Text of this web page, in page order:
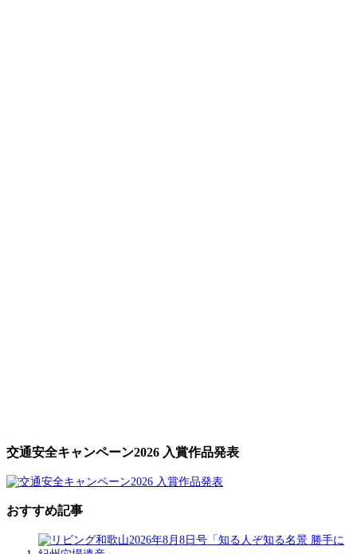
交通安全キャンペーン2026 入賞作品発表
おすすめ記事